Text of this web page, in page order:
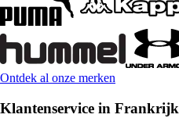
Ontdek al onze merken
Klantenservice in Frankrijk